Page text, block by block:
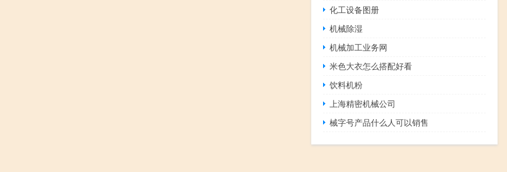
化工设备图册
机械除湿
机械加工业务网
米色大衣怎么搭配好看
饮料机粉
上海精密机械公司
械字号产品什么人可以销售